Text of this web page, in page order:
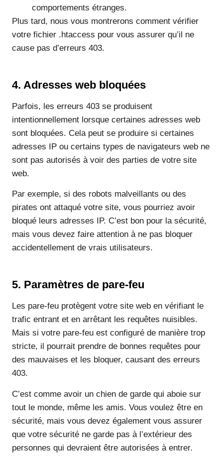
comportements étranges.
Plus tard, nous vous montrerons comment vérifier
votre fichier .htaccess pour vous assurer qu’il ne
cause pas d’erreurs 403.
4. Adresses web bloquées
Parfois, les erreurs 403 se produisent
intentionnellement lorsque certaines adresses web
sont bloquées. Cela peut se produire si certaines
adresses IP ou certains types de navigateurs web ne
sont pas autorisés à voir des parties de votre site
web.
Par exemple, si des robots malveillants ou des
pirates ont attaqué votre site, vous pourriez avoir
bloqué leurs adresses IP. C’est bon pour la sécurité,
mais vous devez faire attention à ne pas bloquer
accidentellement de vrais utilisateurs.
5. Paramètres de pare-feu
Les pare-feu protègent votre site web en vérifiant le
trafic entrant et en arrêtant les requêtes nuisibles.
Mais si votre pare-feu est configuré de manière trop
stricte, il pourrait prendre de bonnes requêtes pour
des mauvaises et les bloquer, causant des erreurs
403.
C’est comme avoir un chien de garde qui aboie sur
tout le monde, même les amis. Vous voulez être en
sécurité, mais vous devez également vous assurer
que votre sécurité ne garde pas à l’extérieur des
personnes qui devraient être autorisées à entrer.